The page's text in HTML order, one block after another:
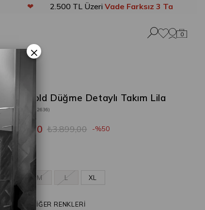
2.500 TL ÜzeriVade Farksız 3 Taksit
0
Flato Gold Düğme Detaylı Takım Lila
Stok Kodu (202636)
₺3.899,00
₺1.949,50 50
Lila
M L XL
ÜRÜNÜN DİĞER RENKLERİ
×